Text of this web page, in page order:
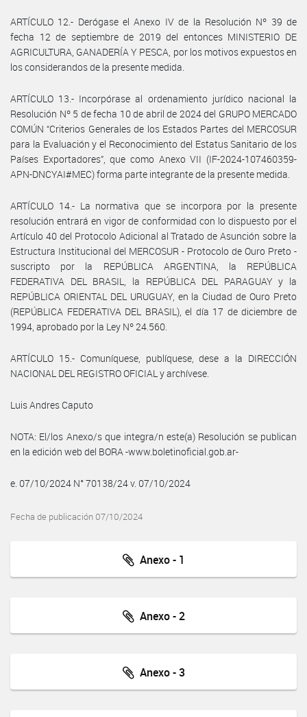
ARTÍCULO 12.- Derógase el Anexo IV de la Resolución Nº 39 de
fecha 12 de septiembre de 2019 del entonces MINISTERIO DE
AGRICULTURA, GANADERÍA Y PESCA, por los motivos expuestos en
los considerandos de la presente medida.
ARTÍCULO 13.- Incorpórase al ordenamiento jurídico nacional la
Resolución Nº 5 de fecha 10 de abril de 2024 del GRUPO MERCADO
COMÚN “Criterios Generales de los Estados Partes del MERCOSUR
para la Evaluación y el Reconocimiento del Estatus Sanitario de los
Países Exportadores”, que como Anexo VII (IF-2024-107460359-
APN-DNCYAI#MEC) forma parte integrante de la presente medida.
ARTÍCULO 14.- La normativa que se incorpora por la presente
resolución entrará en vigor de conformidad con lo dispuesto por el
Artículo 40 del Protocolo Adicional al Tratado de Asunción sobre la
Estructura Institucional del MERCOSUR - Protocolo de Ouro Preto -
suscripto por la REPÚBLICA ARGENTINA, la REPÚBLICA
FEDERATIVA DEL BRASIL, la REPÚBLICA DEL PARAGUAY y la
REPÚBLICA ORIENTAL DEL URUGUAY, en la Ciudad de Ouro Preto
(REPÚBLICA FEDERATIVA DEL BRASIL), el día 17 de diciembre de
1994, aprobado por la Ley Nº 24.560.
ARTÍCULO 15.- Comuníquese, publíquese, dese a la DIRECCIÓN
NACIONAL DEL REGISTRO OFICIAL y archívese.
Luis Andres Caputo
NOTA: El/los Anexo/s que integra/n este(a) Resolución se publican
en la edición web del BORA -www.boletinoficial.gob.ar-
e. 07/10/2024 N° 70138/24 v. 07/10/2024
Fecha de publicación 07/10/2024
Anexo - 1
Anexo - 2
Anexo - 3